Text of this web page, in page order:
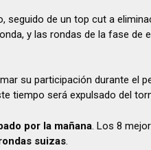
seguido de un top cut a
y las rondas de la fase
su participación durante el
tiempo será expulsado del
por la mañana. Los 8
suizas.